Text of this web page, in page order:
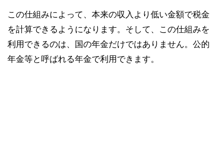
この仕組みによって、本来の収入より低い金額で税金
を計算できるようになります。そして、この仕組みを
利用できるのは、国の年金だけではありません。公的
年金等と呼ばれる年金で利用できます。